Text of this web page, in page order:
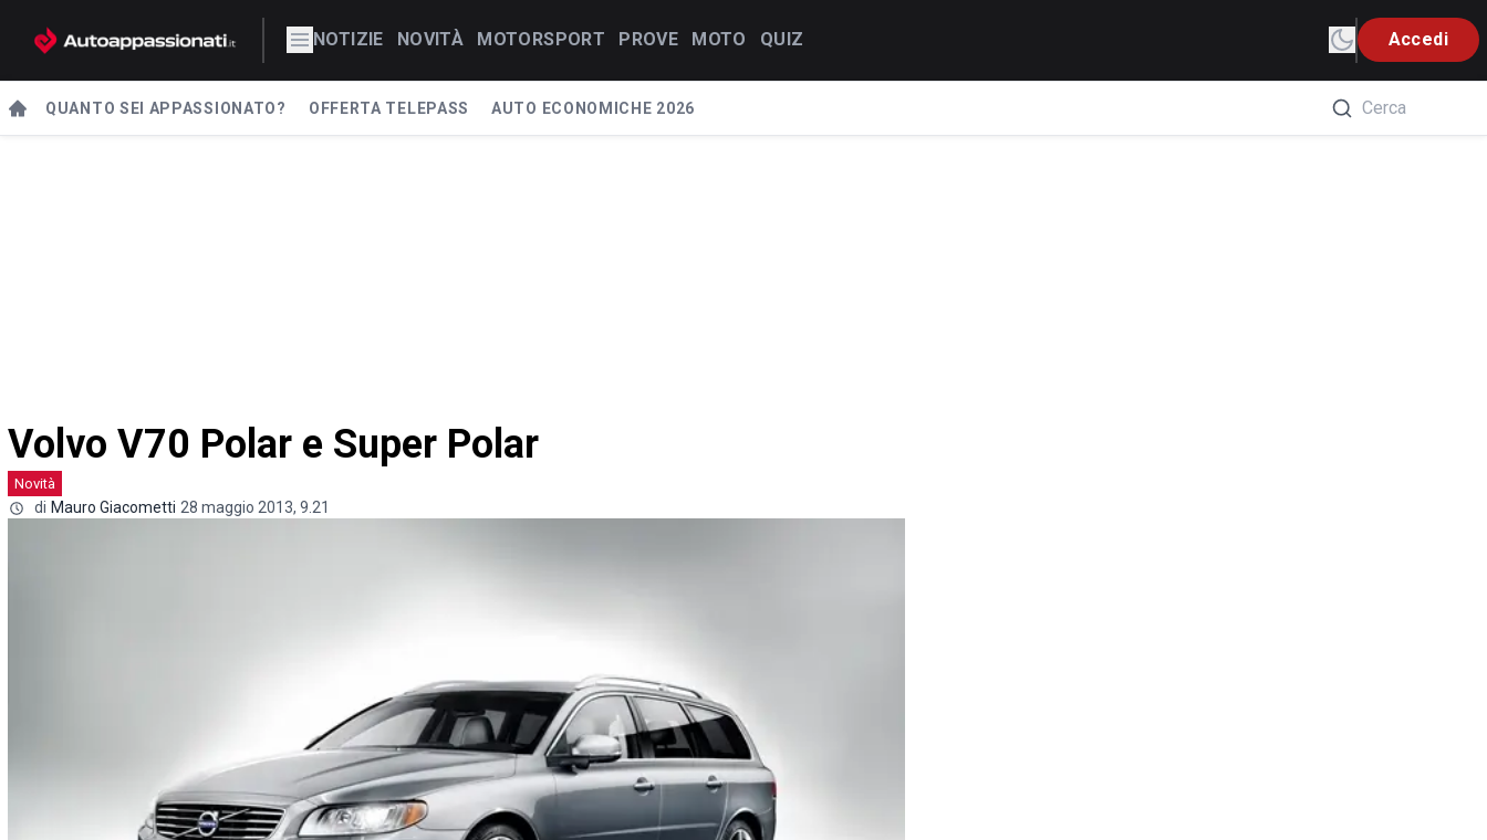
NOTIZIE NOVITÀ MOTORSPORT PROVE MOTO QUIZ Accedi
QUANTO SEI APPASSIONATO? OFFERTA TELEPASS AUTO ECONOMICHE 2026
Volvo V70 Polar e Super Polar
Novità
di Mauro Giacometti 28 maggio 2013, 9.21